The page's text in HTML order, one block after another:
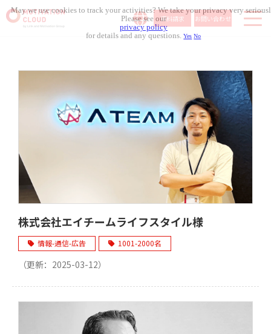
資料請求 お問い合わせ
導入事例
料金体系
無料セミナー
お役立ち資料
組織人事メディア
株式会社エイチームライフスタイル様
情報-通信-広告 1001-2000名
（更新： 2025-03-12）
May we use cookies to track your activities? We take your privacy very
Please see our
privacy policy
for details and any questions.Yes No